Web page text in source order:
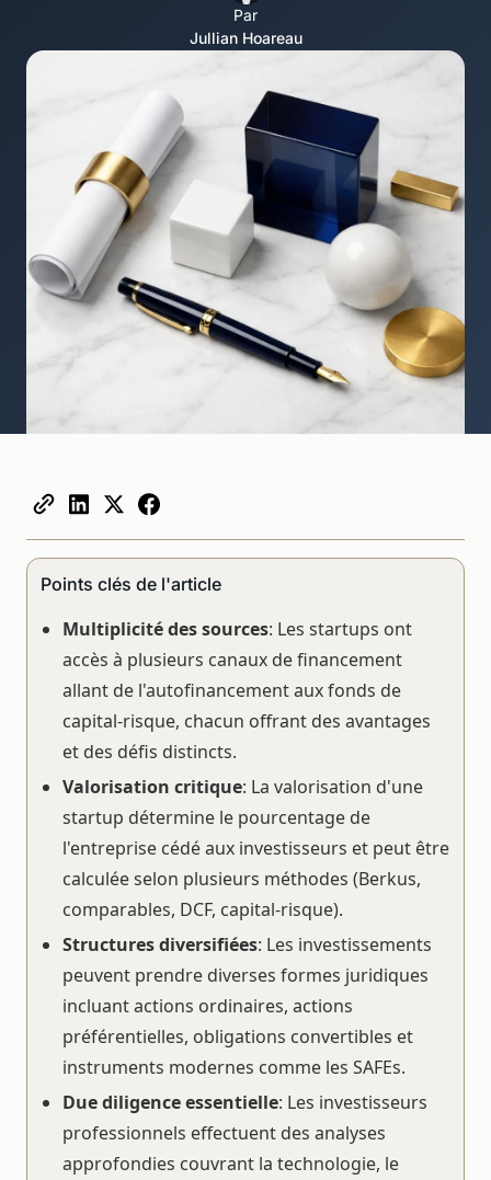
Par
Jullian Hoareau
Points clés de l'article
Multiplicité des sources: Les startups ont
accès à plusieurs canaux de financement
allant de l'autofinancement aux fonds de
capital-risque, chacun offrant des avantages
et des défis distincts.
Valorisation critique: La valorisation d'une
startup détermine le pourcentage de
l'entreprise cédé aux investisseurs et peut être
calculée selon plusieurs méthodes (Berkus,
comparables, DCF, capital-risque).
Structures diversifiées: Les investissements
peuvent prendre diverses formes juridiques
incluant actions ordinaires, actions
préférentielles, obligations convertibles et
instruments modernes comme les SAFEs.
Due diligence essentielle: Les investisseurs
professionnels effectuent des analyses
approfondies couvrant la technologie, le